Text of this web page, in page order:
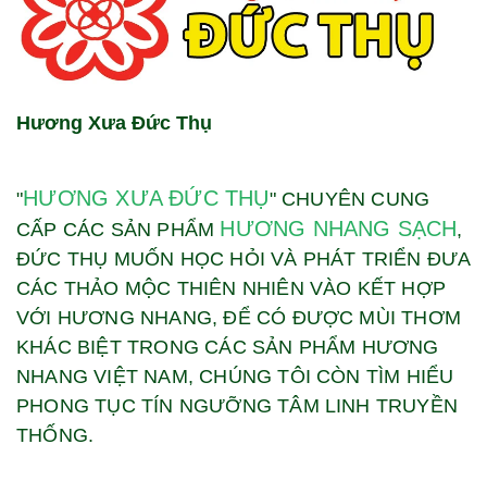
Hương Xưa Đức Thụ
"HƯƠNG XƯA ĐỨC THỤ" CHUYÊN CUNG
CẤP CÁC SẢN PHẨM HƯƠNG NHANG SẠCH,
ĐỨC THỤ MUỐN HỌC HỎI VÀ PHÁT TRIỂN ĐƯA
CÁC THẢO MỘC THIÊN NHIÊN VÀO KẾT HỢP
VỚI HƯƠNG NHANG, ĐỂ CÓ ĐƯỢC MÙI THƠM
KHÁC BIỆT TRONG CÁC SẢN PHẨM HƯƠNG
NHANG VIỆT NAM, CHÚNG TÔI CÒN TÌM HIỂU
PHONG TỤC TÍN NGƯỠNG TÂM LINH TRUYỀN
THỐNG.